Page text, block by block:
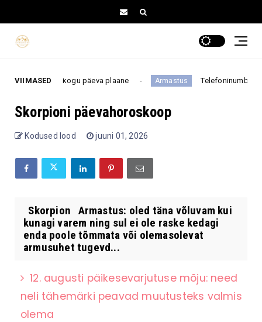
VIIMASED
võib muuta kogu päeva plaane Armastus Telefoninumber pole
Skorpioni päevahoroskoop
Kodused lood juuni 01, 2026
Skorpion Armastus: oled täna võluvam kui
kunagi varem ning sul ei ole raske kedagi
enda poole tõmmata või olemasolevat
armusuhet tugevd...
12. augusti päikesevarjutuse mõju: need
neli tähemärki peavad muutusteks valmis
olema